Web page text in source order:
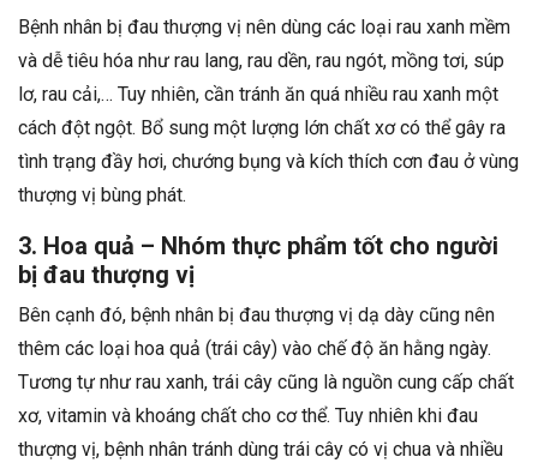
Bệnh nhân bị đau thượng vị nên dùng các loại rau xanh mềm
và dễ tiêu hóa như rau lang, rau dền, rau ngót, mồng tơi, súp
lơ, rau cải,… Tuy nhiên, cần tránh ăn quá nhiều rau xanh một
cách đột ngột. Bổ sung một lượng lớn chất xơ có thể gây ra
tình trạng đầy hơi, chướng bụng và kích thích cơn đau ở vùng
thượng vị bùng phát.
3. Hoa quả – Nhóm thực phẩm tốt cho người
bị đau thượng vị
Bên cạnh đó, bệnh nhân bị đau thượng vị dạ dày cũng nên
thêm các loại hoa quả (trái cây) vào chế độ ăn hằng ngày.
Tương tự như rau xanh, trái cây cũng là nguồn cung cấp chất
xơ, vitamin và khoáng chất cho cơ thể. Tuy nhiên khi đau
thượng vị, bệnh nhân tránh dùng trái cây có vị chua và nhiều